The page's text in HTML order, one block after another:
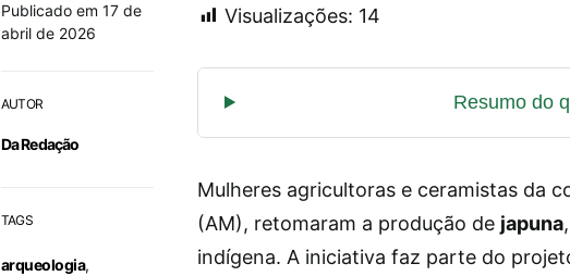
Publicado em 17 de
abril de 2026
AUTOR
Da Redação
TAGS
arqueologia,
Visualizações: 14
Mulheres agricultoras e ceramistas da
(AM), retomaram a produção de japuna
indígena. A iniciativa faz parte do